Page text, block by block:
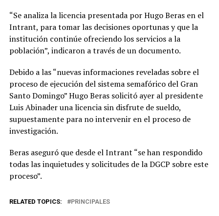
“Se analiza la licencia presentada por Hugo Beras en el
Intrant, para tomar las decisiones oportunas y que la
institución continúe ofreciendo los servicios a la
población”, indicaron a través de un documento.
Debido a las “nuevas informaciones reveladas sobre el
proceso de ejecución del sistema semafórico del Gran
Santo Domingo” Hugo Beras solicitó ayer al presidente
Luis Abinader una licencia sin disfrute de sueldo,
supuestamente para no intervenir en el proceso de
investigación.
Beras aseguró que desde el Intrant “se han respondido
todas las inquietudes y solicitudes de la DGCP sobre este
proceso”.
RELATED TOPICS: PRINCIPALES